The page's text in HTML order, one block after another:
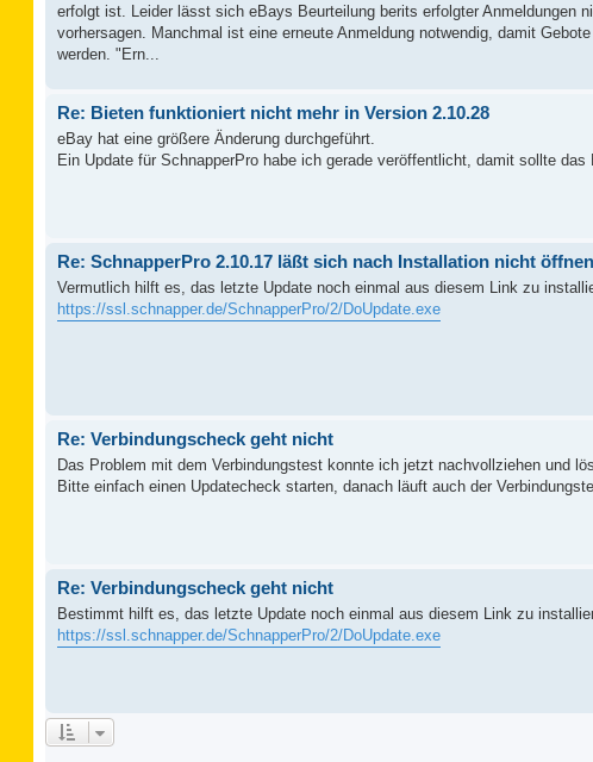
erfolgt ist. Leider lässt sich eBays Beurteilung berits erfolgter Anmeldungen
vorhersagen. Manchmal ist eine erneute Anmeldung notwendig, damit
werden. "Ern...
Re: Bieten funktioniert nicht mehr in Version 2.10.28
eBay hat eine größere Änderung durchgeführt.
Ein Update für SchnapperPro habe ich gerade veröffentlicht, damit sollte das
Re: SchnapperPro 2.10.17 läßt sich nach Installation nicht öffnen
Vermutlich hilft es, das letzte Update noch einmal aus diesem Link zu
https://ssl.schnapper.de/SchnapperPro/2/DoUpdate.exe
Re: Verbindungscheck geht nicht
Das Problem mit dem Verbindungstest konnte ich jetzt nachvollziehen und
Bitte einfach einen Updatecheck starten, danach läuft auch der
Re: Verbindungscheck geht nicht
Bestimmt hilft es, das letzte Update noch einmal aus diesem Link zu
https://ssl.schnapper.de/SchnapperPro/2/DoUpdate.exe